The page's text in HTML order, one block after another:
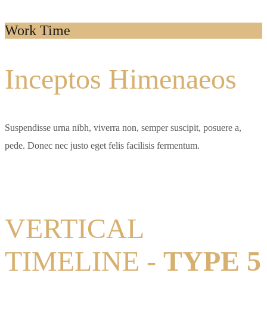
Work Time
Inceptos Himenaeos
Suspendisse urna nibh, viverra non, semper suscipit, posuere a,
pede. Donec nec justo eget felis facilisis fermentum.
VERTICAL
TIMELINE - TYPE 5